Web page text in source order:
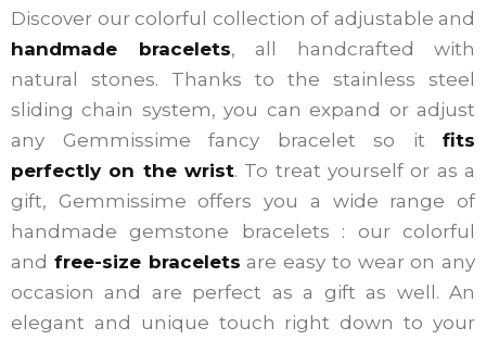
Discover our colorful collection of adjustable and
handmade bracelets, all handcrafted with
natural stones. Thanks to the stainless steel
sliding chain system, you can expand or adjust
any Gemmissime fancy bracelet so it fits
perfectly on the wrist. To treat yourself or as a
gift, Gemmissime offers you a wide range of
handmade gemstone bracelets : our colorful
and free-size bracelets are easy to wear on any
occasion and are perfect as a gift as well. An
elegant and unique touch right down to your